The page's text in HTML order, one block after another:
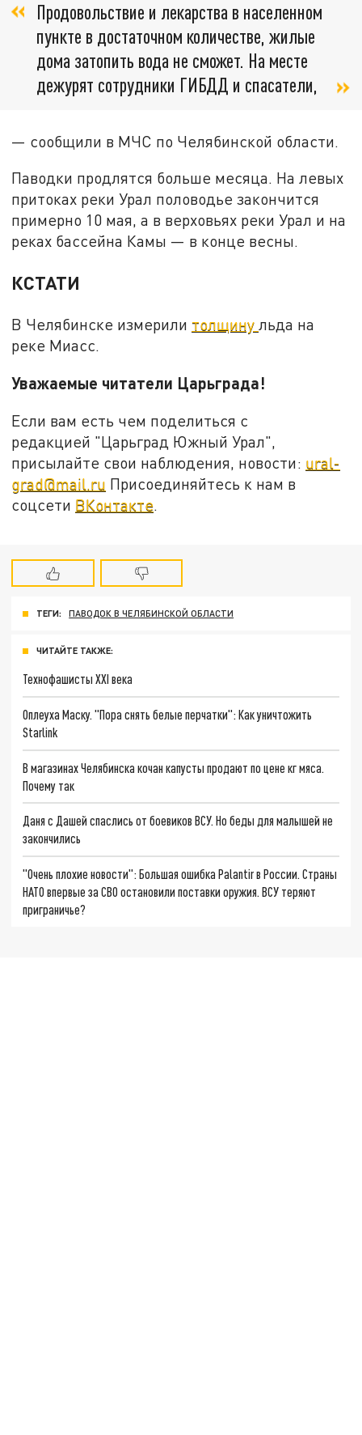
Продовольствие и лекарства в населенном
пункте в достаточном количестве, жилые
дома затопить вода не сможет. На месте
дежурят сотрудники ГИБДД и спасатели,
— сообщили в МЧС по Челябинской области.
Паводки продлятся больше месяца. На левых
притоках реки Урал половодье закончится
примерно 10 мая, а в верховьях реки Урал и на
реках бассейна Камы — в конце весны.
КСТАТИ
В Челябинске измерили толщинульда на
реке Миасс.
Уважаемые читатели Царьграда!
Если вам есть чем поделиться с
редакцией "Царьград Южный Урал",
присылайте свои наблюдения, новости: ural-
grad@mail.ru Присоединяйтесь к нам в
соцсети ВКонтакте.
ТЕГИ: ПАВОДОК В ЧЕЛЯБИНСКОЙ ОБЛАСТИ
ЧИТАЙТЕ ТАКЖЕ:
Технофашисты XXI века
Оплеуха Маску. "Пора снять белые перчатки": Как уничтожить
Starlink
В магазинах Челябинска кочан капусты продают по цене кг мяса.
Почему так
Даня с Дашей спаслись от боевиков ВСУ. Но беды для малышей не
закончились
"Очень плохие новости": Большая ошибка Palantir в России. Страны
НАТО впервые за СВО остановили поставки оружия. ВСУ теряют
приграничье?